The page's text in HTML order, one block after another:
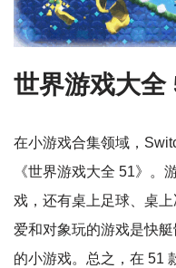
世界游戏大全
在小游戏合集领域，
《世界游戏大全 51》。
戏，还有桌上足球、桌
爱和对象玩的游戏是快
的小游戏。总之，在 51